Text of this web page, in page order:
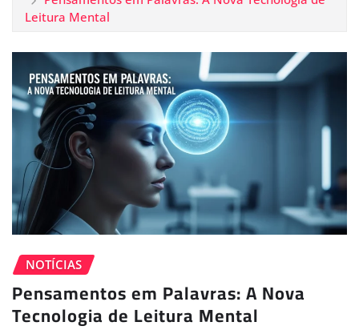
Leitura Mental
NOTÍCIAS
Pensamentos em Palavras: A Nova
Tecnologia de Leitura Mental